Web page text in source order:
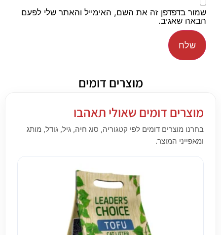
שמור בדפדפן זה את השם, האימייל והאתר שלי לפעם
הבאה שאגיב.
מוצרים דומים
מוצרים דומים שאולי תאהבו
בחרנו מוצרים דומים לפי קטגוריה, סוג חיה, גיל, גודל, מותג
ומאפייני המוצר.